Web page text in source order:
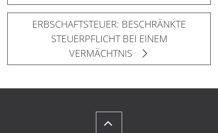
ERBSCHAFTSTEUER: BESCHRÄNKTE
STEUERPFLICHT BEI EINEM
VERMÄCHTNIS